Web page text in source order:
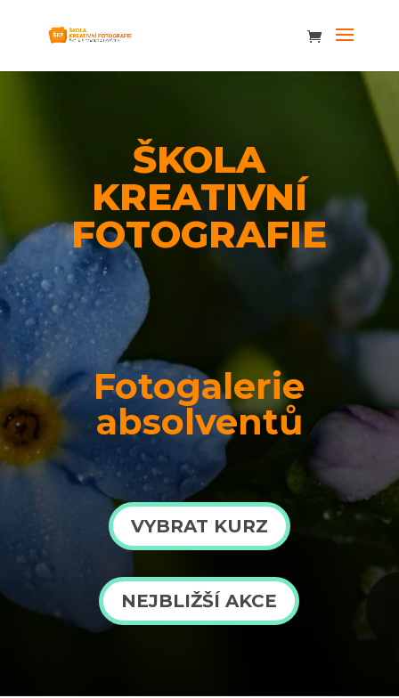
ŠKOLA
KREATIVNÍ
FOTOGRAFIE
Fotogalerie
absolventů
VYBRAT KURZ
NEJBLIŽŠÍ AKCE